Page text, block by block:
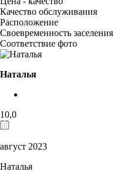
Качество обслуживания
Расположение
Своевременность заселения
Соответствие фото
Наталья
10,0
август 2023
Наталья